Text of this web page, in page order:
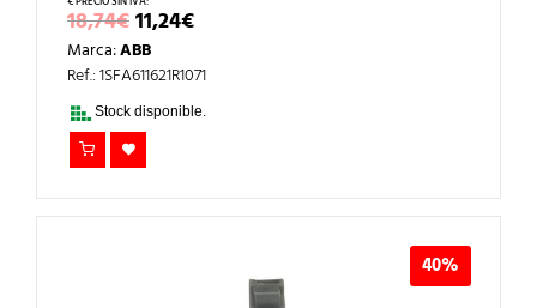
18,74€EL
PRECIO
ORIGINAL
ERA:
18,74€.
11,24€EL
PRECIO
ES:
Marca:ABB
Ref.: 1SFA611621R1071
Stock disponible.
40%